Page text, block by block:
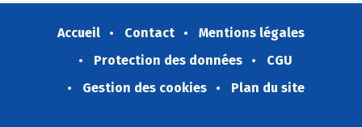
Accueil Contact
Mentions légales
Protection des données
CGU
Gestion des cookies
Plan du site